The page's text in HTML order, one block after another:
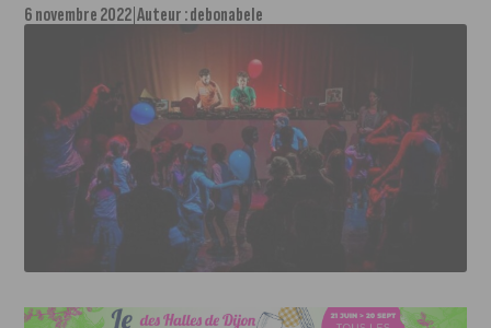
6 novembre 2022 Auteur :debonabele